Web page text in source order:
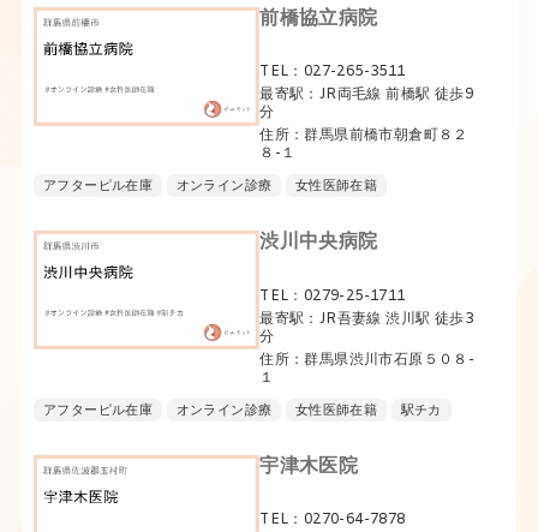
前橋協立病院
TEL：027-265-3511
最寄駅：JR両毛線 前橋駅 徒歩9
分
住所：群馬県前橋市朝倉町８２
８-１
アフターピル在庫 オンライン診療 女性医師在籍
渋川中央病院
TEL：0279-25-1711
最寄駅：JR吾妻線 渋川駅 徒歩3
分
住所：群馬県渋川市石原５０８-
１
アフターピル在庫 オンライン診療 女性医師在籍 駅チカ
宇津木医院
TEL：0270-64-7878